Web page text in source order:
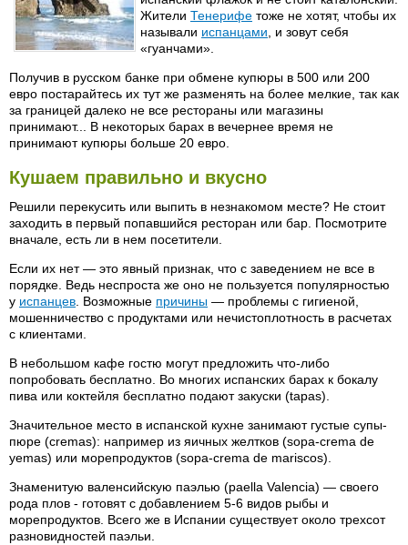
Жители Тенерифе тоже не хотят, чтобы их
называли испанцами , и зовут себя
«гуанчами».
Получив в русском банке при обмене купюры в 500 или 200
евро постарайтесь их тут же разменять на более мелкие, так как
за границей далеко не все рестораны или магазины
принимают... В некоторых барах в вечернее время не
принимают купюры больше 20 евро.
Кушаем правильно и вкусно
Решили перекусить или выпить в незнакомом месте? Не стоит
заходить в первый попавшийся ресторан или бар. Посмотрите
вначале, есть ли в нем посетители.
Если их нет — это явный признак, что с заведением не все в
порядке. Ведь неспроста же оно не пользуется популярностью
у испанцев . Возможные причины — проблемы с гигиеной,
мошенничество с продуктами или нечистоплотность в расчетах
с клиентами.
В небольшом кафе гостю могут предложить что-либо
попробовать бесплатно. Во многих испанских барах к бокалу
пива или коктейля бесплатно подают закуски (tapas).
Значительное место в испанской кухне занимают густые супы-
пюре (cremas): например из яичных желтков (sopa-crema de
yemas) или морепродуктов (sopa-crema de mariscos).
Знаменитую валенсийскую паэлью (paella Valencia) — своего
рода плов - готовят с добавлением 5-6 видов рыбы и
морепродуктов. Всего же в Испании существует около трехсот
разновидностей паэльи.